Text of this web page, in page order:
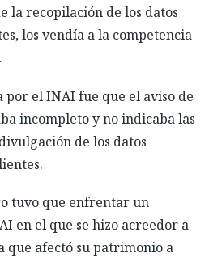
la recopilación de los datos
los vendía a la competencia
por el INAI fue que el aviso de
incompleto y no indicaba las
de los datos
tuvo que enfrentar un
en el que se hizo acreedor a
que afectó su patrimonio a